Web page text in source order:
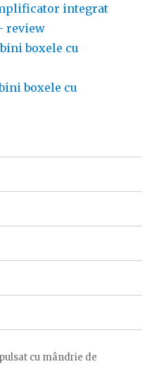
integrat
review
boxele cu
boxele cu
cu mândrie de